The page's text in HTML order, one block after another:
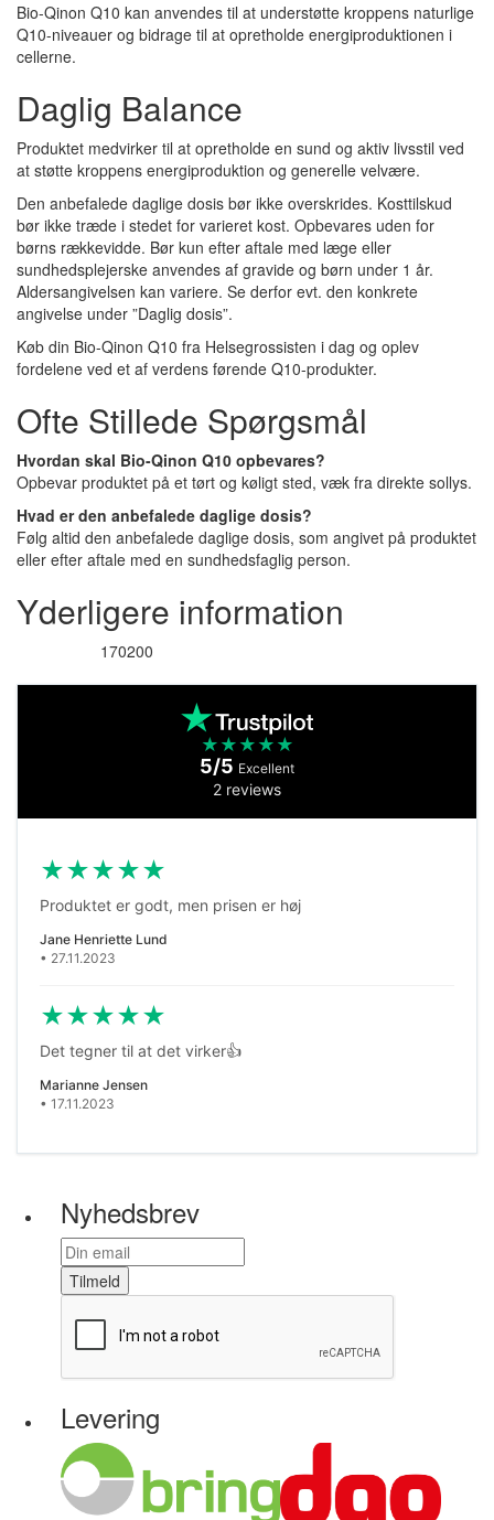
Bio-Qinon Q10 kan anvendes til at understøtte kroppens naturlige
Q10-niveauer og bidrage til at opretholde energiproduktionen i
cellerne.
Daglig Balance
Produktet medvirker til at opretholde en sund og aktiv livsstil ved
at støtte kroppens energiproduktion og generelle velvære.
Den anbefalede daglige dosis bør ikke overskrides. Kosttilskud
bør ikke træde i stedet for varieret kost. Opbevares uden for
børns rækkevidde. Bør kun efter aftale med læge eller
sundhedsplejerske anvendes af gravide og børn under 1 år.
Aldersangivelsen kan variere. Se derfor evt. den konkrete
angivelse under ”Daglig dosis”.
Køb din Bio-Qinon Q10 fra Helsegrossisten i dag og oplev
fordelene ved et af verdens førende Q10-produkter.
Ofte Stillede Spørgsmål
Hvordan skal Bio-Qinon Q10 opbevares?
Opbevar produktet på et tørt og køligt sted, væk fra direkte sollys.
Hvad er den anbefalede daglige dosis?
Følg altid den anbefalede daglige dosis, som angivet på produktet
eller efter aftale med en sundhedsfaglig person.
Yderligere information
170200
★ ★ ★ ★ ★
5/5 Excellent
2 reviews
★★★★★
Produktet er godt, men prisen er høj
Jane Henriette Lund
• 27.11.2023
★★★★★
Det tegner til at det virker👍
Marianne Jensen
• 17.11.2023
Nyhedsbrev
Tilmeld
Levering